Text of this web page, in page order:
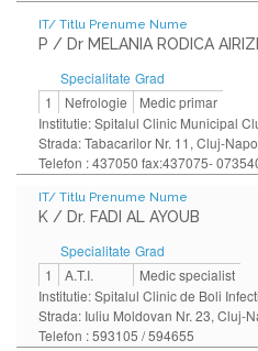
IT/ Titlu Prenume Nume
P / Dr MELANIA RODICA
Specialitate Grad
1
Nefrologie Medic primar
Institutie: Spitalul Clinic Municipal
Strada: Tabacarilor Nr. 11, Cluj-
Telefon : 437050 fax:437075-
IT/ Titlu Prenume Nume
K / Dr. FADI AL AYOUB
Specialitate Grad
1
A.T.I.
Medic specialist
Institutie: Spitalul Clinic de Boli
Strada: Iuliu Moldovan Nr. 23, Cluj-
Telefon : 593105 / 594655